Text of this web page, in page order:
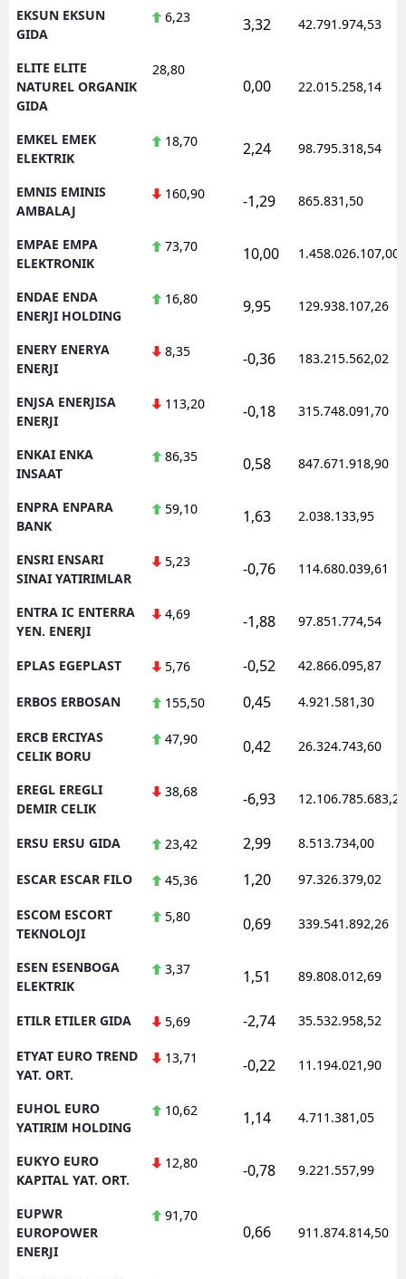
EKSUN EKSUN
GIDA
6,23 3,32 42.791.974,53
ELITE ELITE
NATUREL ORGANIK
GIDA
28,80
0,00 22.015.258,14
EMKEL EMEK
ELEKTRIK
18,70 2,24 98.795.318,54
EMNIS EMINIS
AMBALAJ
160,90 -1,29 865.831,50
EMPAE EMPA
ELEKTRONIK
73,70 10,00 1.458.026.107,00
ENDAE ENDA
ENERJI HOLDING
16,80 9,95 129.938.107,26
ENERY ENERYA
ENERJI
8,35 -0,36 183.215.562,02
ENJSA ENERJISA
ENERJI
113,20 -0,18 315.748.091,70
ENKAI ENKA
INSAAT
86,35 0,58 847.671.918,90
ENPRA ENPARA
BANK
59,10 1,63 2.038.133,95
ENSRI ENSARI
SINAI YATIRIMLAR
5,23 -0,76 114.680.039,61
ENTRA IC ENTERRA
YEN. ENERJI
4,69 -1,88 97.851.774,54
EPLAS EGEPLAST 5,76 -0,52 42.866.095,87
ERBOS ERBOSAN 155,50 0,45 4.921.581,30
ERCB ERCIYAS
CELIK BORU
47,90 0,42 26.324.743,60
EREGL EREGLI
DEMIR CELIK
38,68 -6,93 12.106.785.683,20
ERSU ERSU GIDA 23,42 2,99 8.513.734,00
ESCAR ESCAR FILO 45,36 1,20 97.326.379,02
ESCOM ESCORT
TEKNOLOJI
5,80 0,69 339.541.892,26
ESEN ESENBOGA
ELEKTRIK
3,37 1,51 89.808.012,69
ETILR ETILER GIDA 5,69 -2,74 35.532.958,52
ETYAT EURO TREND
YAT. ORT.
13,71 -0,22 11.194.021,90
EUHOL EURO
YATIRIM HOLDING
10,62 1,14 4.711.381,05
EUKYO EURO
KAPITAL YAT. ORT.
12,80 -0,78 9.221.557,99
EUPWR
EUROPOWER
ENERJI
91,70
0,66 911.874.814,50